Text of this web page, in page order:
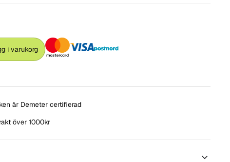
i varukorg
är Demeter certifierad
över 1000kr